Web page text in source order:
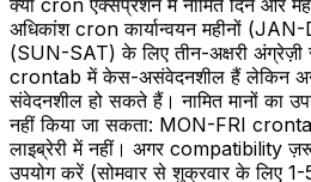
अधिकांश cron कार्यान्वयन महीनों
(SUN-SAT) के लिए तीन-अक्षरी अंग्रेज़ी
crontab में केस-असंवेदनशील हैं लेकिन
संवेदनशील हो सकते हैं। नामित मानों का
नहीं किया जा सकता: MON-FRI
लाइब्रेरी में नहीं। अगर compatibility
उपयोग करें (सोमवार से शुक्रवार के लिए 1-